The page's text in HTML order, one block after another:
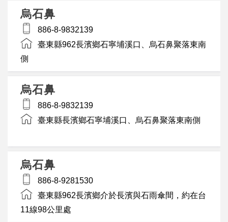
烏石鼻
886-8-9832139
臺東縣962長濱鄉石寧埔溪口、烏石鼻聚落東南
側
烏石鼻
886-8-9832139
臺東縣長濱鄉石寧埔溪口、烏石鼻聚落東南側
烏石鼻
886-8-9281530
臺東縣962長濱鄉介於長濱與石雨傘間，約在台
11線98公里處